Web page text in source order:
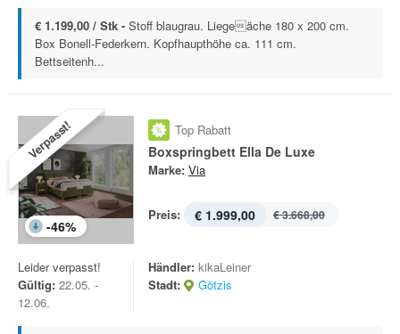
€ 1.199,00 / Stk - Stoff blaugrau. Liegeäche 180 x 200 cm.
Box Bonell-Federkern. Kopfhaupthöhe ca. 111 cm.
Bettseitenh...
Verpasst!
-46%
Top Rabatt
Boxspringbett Ella De Luxe
Marke: Via
Preis: € 1.999,00 € 3.668,00
Leider verpasst!
Gültig: 22.05. -
12.06.
Händler: kikaLeiner
Stadt:
Götzis